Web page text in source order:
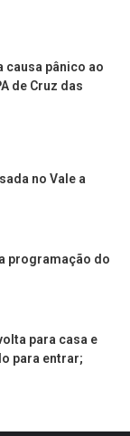
causa pânico ao
de Cruz das
no Vale a
programação do
para casa e
para entrar;